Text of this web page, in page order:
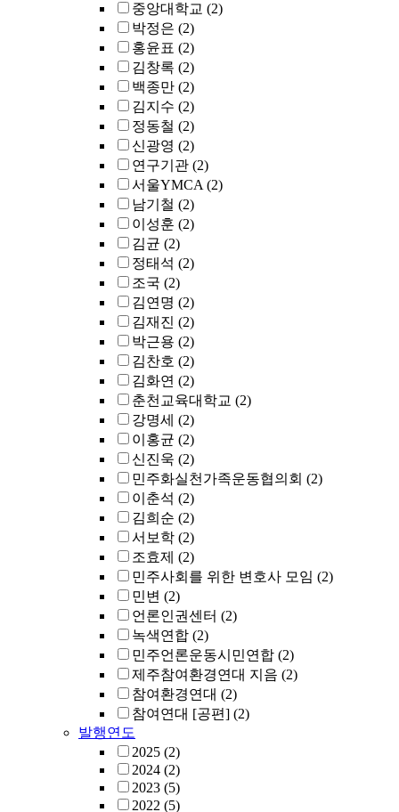
중앙대학교 (2)
박정은 (2)
홍윤표 (2)
김창록 (2)
백종만 (2)
김지수 (2)
정동철 (2)
신광영 (2)
연구기관 (2)
서울YMCA (2)
남기철 (2)
이성훈 (2)
김균 (2)
정태석 (2)
조국 (2)
김연명 (2)
김재진 (2)
박근용 (2)
김찬호 (2)
김화연 (2)
춘천교육대학교 (2)
강명세 (2)
이홍균 (2)
신진욱 (2)
민주화실천가족운동협의회 (2)
이춘석 (2)
김희순 (2)
서보학 (2)
조효제 (2)
민주사회를 위한 변호사 모임 (2)
민변 (2)
언론인권센터 (2)
녹색연합 (2)
민주언론운동시민연합 (2)
제주참여환경연대 지음 (2)
참여환경연대 (2)
참여연대 [공편] (2)
발행연도
2025 (2)
2024 (2)
2023 (5)
2022 (5)